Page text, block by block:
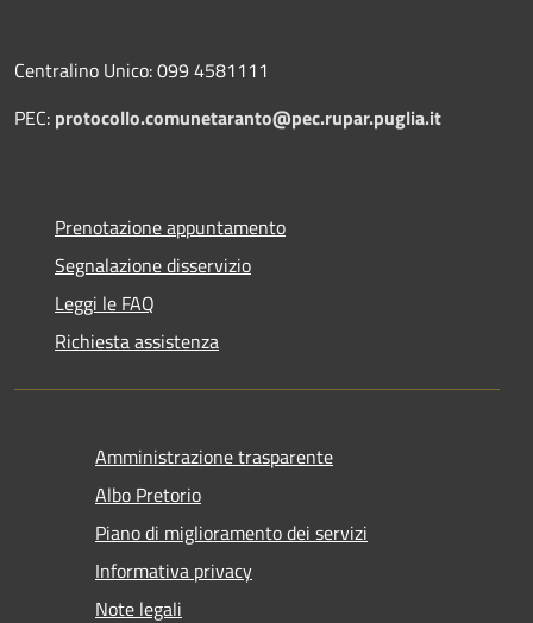
Centralino Unico: 099 4581111
PEC: protocollo.comunetaranto@pec.rupar.puglia.it
Prenotazione appuntamento
Segnalazione disservizio
Leggi le FAQ
Richiesta assistenza
Amministrazione trasparente
Albo Pretorio
Piano di miglioramento dei servizi
Informativa privacy
Note legali